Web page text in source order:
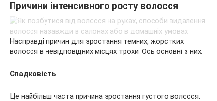
Причини інтенсивного росту волосся
Насправді причин для зростання темних, жорстких
волосся в невідповідних місцях трохи. Ось основні з них.
Спадковість
Це найбільш часта причина зростання густого волосся.